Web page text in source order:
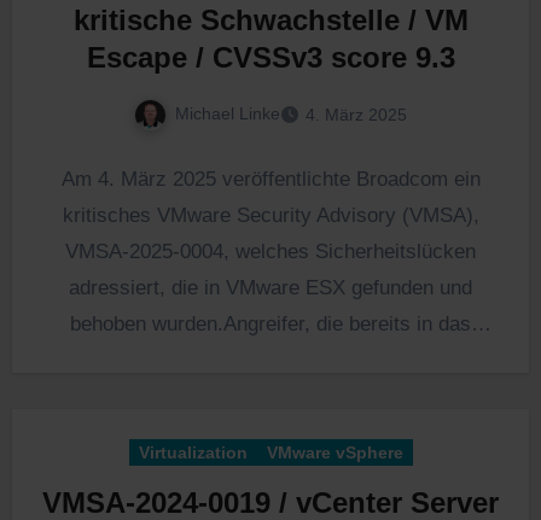
kritische Schwachstelle / VM
Escape / CVSSv3 score 9.3
Michael Linke 4. März 2025
Am 4. März 2025 veröffentlichte Broadcom ein
kritisches VMware Security Advisory (VMSA),
VMSA-2025-0004, welches Sicherheitslücken
adressiert, die in VMware ESX gefunden und
behoben wurden.Angreifer, die bereits in das
Virtualization VMware vSphere
VMSA-2024-0019 / vCenter Server